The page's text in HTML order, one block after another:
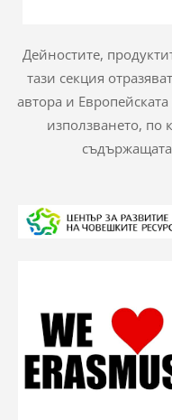
Дейностите,
тази секция
автора и
използването, по